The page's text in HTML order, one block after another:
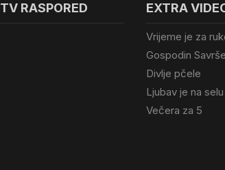
TV RASPORED EXTRA
Vrijeme je za
Gospodin
Divlje pčele
Ljubav je na selu
Večera za 5